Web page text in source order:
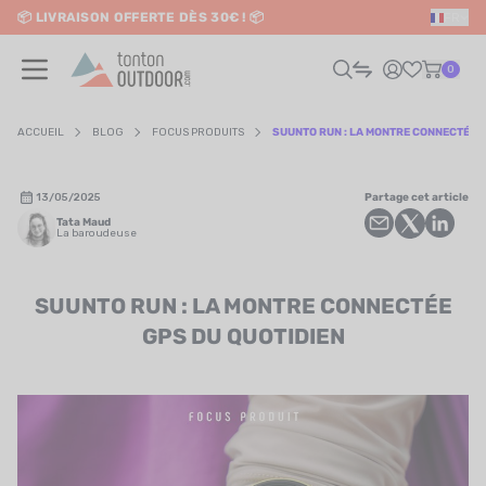
content
📦 LIVRAISON OFFERTE DÈS 30€ ! 📦
✨ RETRAIT EN MAGASIN GRATUIT
0
/ RUNNING
/ VOYAGE
ACCUEIL BLOG FOCUS PRODUITS SUUNTO RUN : LA MONTRE CONNECTÉE
13/05/2025
Tata Maud
La baroudeuse
Partage cet article
SUUNTO RUN : LA MONTRE CONNECTÉE
GPS DU QUOTIDIEN